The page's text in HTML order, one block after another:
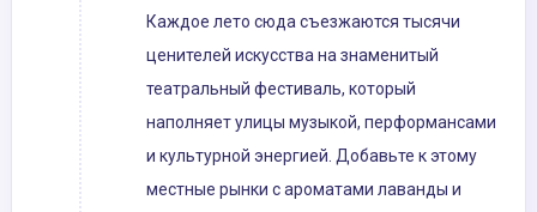
Каждое лето сюда съезжаются тысячи
ценителей искусства на знаменитый
театральный фестиваль, который
наполняет улицы музыкой, перформансами
и культурной энергией. Добавьте к этому
местные рынки с ароматами лаванды и